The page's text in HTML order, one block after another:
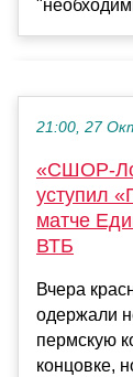
21:00, 27
«СШОР-
уступил
матче
ВТБ
Вчера
одержали
пермскую
концовке,